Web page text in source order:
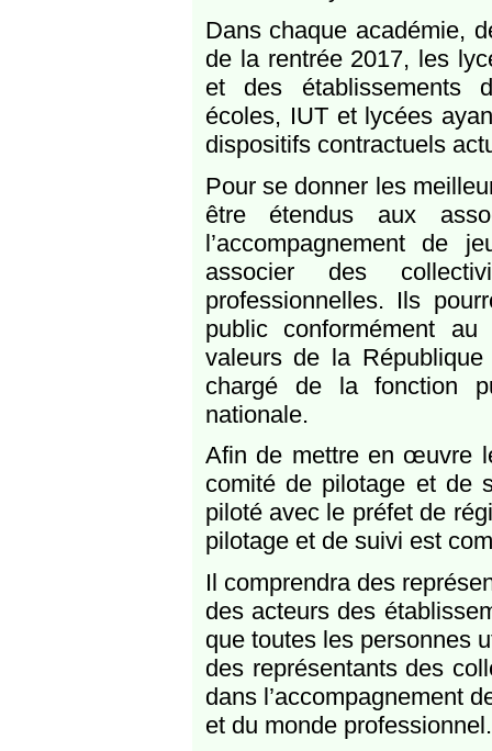
Dans chaque académie,
de la rentrée 2017, les
et des établissements
écoles, IUT et lycées
dispositifs contractuels
Pour se donner les
être étendus aux
l’accompagnement de
associer des
professionnelles. Ils
public conformément
valeurs de la
chargé de la fonction
nationale.
Afin de mettre en œuvre
comité de pilotage et de
piloté avec le préfet de
pilotage et de suivi est
Il comprendra des
des acteurs des
que toutes les personnes
des représentants des
dans l’accompagnement
et du monde professionnel.